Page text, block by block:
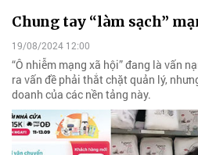
Chung tay “làm sạch”
19/08/2024 12:00
“Ô nhiễm mạng xã hội” đang là vấn
ra vấn đề phải thắt chặt quản lý,
doanh của các nền tảng này.